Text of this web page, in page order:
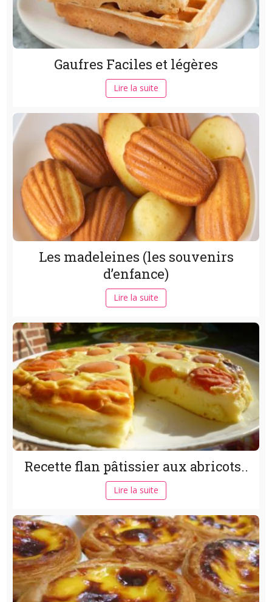
Gaufres Faciles et légères
Lire la suite
Les madeleines (les souvenirs
d’enfance)
Lire la suite
Recette flan pâtissier aux abricots..
Lire la suite